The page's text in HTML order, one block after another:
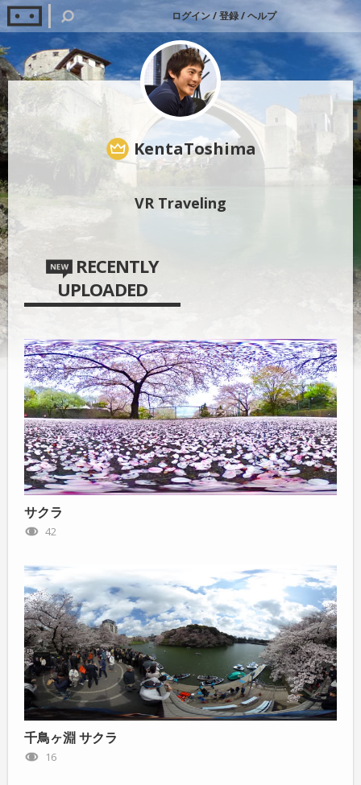
ログイン/登録/ヘルプ
KentaToshima
VR Traveling
RECENTLY
UPLOADED
サクラ
42
千鳥ヶ淵 サクラ
16